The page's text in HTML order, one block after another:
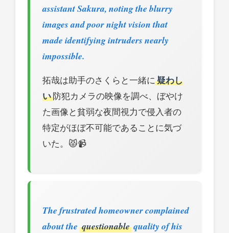
assistant Sakura, noting the blurry
images and poor night vision that
made identifying intruders nearly
impossible.
拓哉は助手のさくらと一緒に 疑わし
い 防犯カメラの映像を調べ、ぼやけ
た画像と貧弱な夜間視力で侵入者の
特定がほぼ不可能であることに気づ
いた。😾📹
The frustrated homeowner complained
about the questionable quality of his